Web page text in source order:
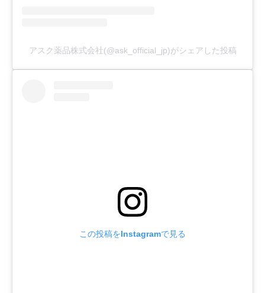
アスク薬品株式会社(@ask_official_jp)がシェアした投稿
この投稿をInstagramで見る